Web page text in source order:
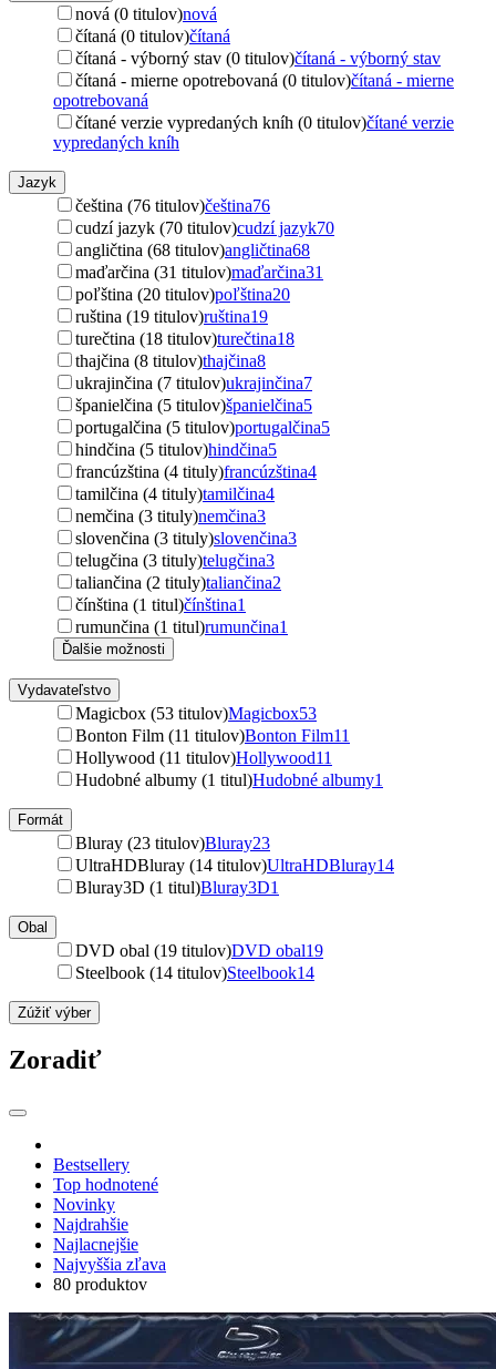
nová (0 titulov)nová
čítaná (0 titulov)čítaná
čítaná - výborný stav (0 titulov)čítaná - výborný stav
čítaná - mierne opotrebovaná (0 titulov)čítaná - mierne
opotrebovaná
čítané verzie vypredaných kníh (0 titulov)čítané verzie
vypredaných kníh
Jazyk
čeština (76 titulov)čeština76
cudzí jazyk (70 titulov)cudzí jazyk70
angličtina (68 titulov)angličtina68
maďarčina (31 titulov)maďarčina31
poľština (20 titulov)poľština20
ruština (19 titulov)ruština19
turečtina (18 titulov)turečtina18
thajčina (8 titulov)thajčina8
ukrajinčina (7 titulov)ukrajinčina7
španielčina (5 titulov)španielčina5
portugalčina (5 titulov)portugalčina5
hindčina (5 titulov)hindčina5
francúzština (4 tituly)francúzština4
tamilčina (4 tituly)tamilčina4
nemčina (3 tituly)nemčina3
slovenčina (3 tituly)slovenčina3
telugčina (3 tituly)telugčina3
taliančina (2 tituly)taliančina2
čínština (1 titul)čínština1
rumunčina (1 titul)rumunčina1
Ďalšie možnosti
Vydavateľstvo
Magicbox (53 titulov)Magicbox53
Bonton Film (11 titulov)Bonton Film11
Hollywood (11 titulov)Hollywood11
Hudobné albumy (1 titul)Hudobné albumy1
Formát
Bluray (23 titulov)Bluray23
UltraHDBluray (14 titulov)UltraHDBluray14
Bluray3D (1 titul)Bluray3D1
Obal
DVD obal (19 titulov)DVD obal19
Steelbook (14 titulov)Steelbook14
Zúžiť výber
Zoradiť
Bestsellery
Top hodnotené
Novinky
Najdrahšie
Najlacnejšie
Najvyššia zľava
80 produktov